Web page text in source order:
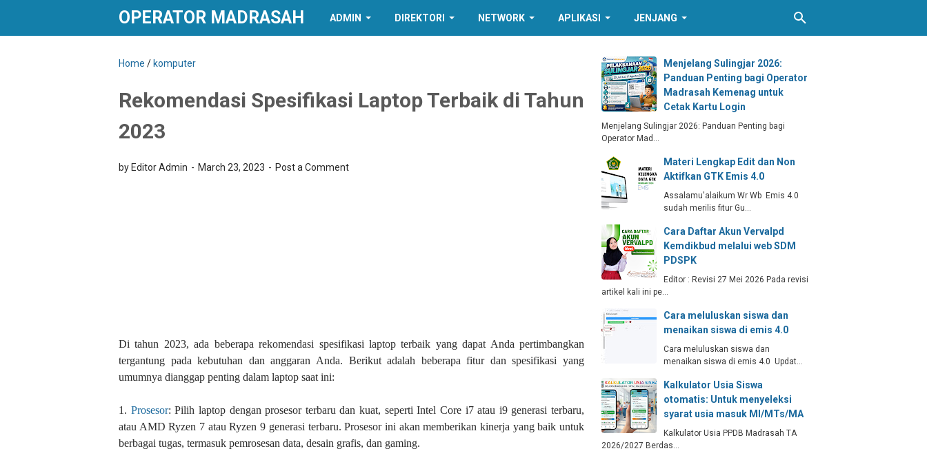
OPERATOR MADRASAH ADMIN DIREKTORI NETWORK APLIKASI JENJANG
Home / komputer
Rekomendasi Spesifikasi Laptop Terbaik di Tahun
2023
by Editor Admin March 23, 2023 Post a Comment
Di tahun 2023, ada beberapa rekomendasi spesifikasi laptop terbaik yang dapat Anda pertimbangkan
tergantung pada kebutuhan dan anggaran Anda. Berikut adalah beberapa fitur dan spesifikasi yang
umumnya dianggap penting dalam laptop saat ini:
1. Prosesor: Pilih laptop dengan prosesor terbaru dan kuat, seperti Intel Core i7 atau i9 generasi terbaru,
atau AMD Ryzen 7 atau Ryzen 9 generasi terbaru. Prosesor ini akan memberikan kinerja yang baik untuk
berbagai tugas, termasuk pemrosesan data, desain grafis, dan gaming.
Menjelang Sulingjar 2026:
Panduan Penting bagi Operator
Madrasah Kemenag untuk
Cetak Kartu Login
Menjelang Sulingjar 2026: Panduan Penting bagi
Operator Mad…
Materi Lengkap Edit dan Non
Aktifkan GTK Emis 4.0
Assalamu'alaikum Wr Wb Emis 4.0
sudah merilis fitur Gu…
Cara Daftar Akun Vervalpd
Kemdikbud melalui web SDM
PDSPK
Editor : Revisi 27 Mei 2026 Pada revisi
artikel kali ini pe…
Cara meluluskan siswa dan
menaikan siswa di emis 4.0
Cara meluluskan siswa dan
menaikan siswa di emis 4.0 Updat…
Kalkulator Usia Siswa
otomatis: Untuk menyeleksi
syarat usia masuk MI/MTs/MA
Kalkulator Usia PPDB Madrasah TA
2026/2027 Berdas…